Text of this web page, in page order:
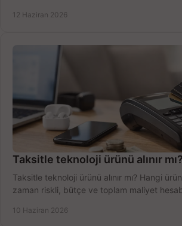
12 Haziran 2026
Taksitle teknoloji ürünü alınır mı?
Taksitle teknoloji ürünü alınır mı? Hangi
zaman riskli, bütçe ve toplam maliyet
10 Haziran 2026